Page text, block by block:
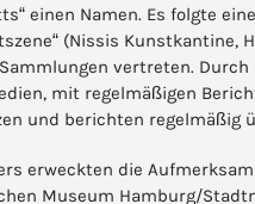
einen Namen. Es folgte
(Nissis Kunstkantine,
vertreten.
mit regelmäßigen
und berichten regelmäßig
erweckten die
Museum Hamburg/